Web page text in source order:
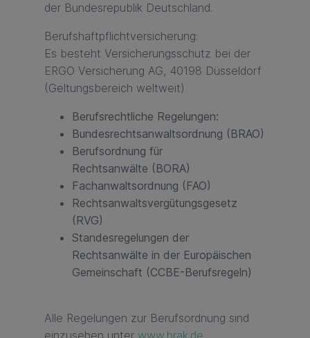
der Bundesrepublik Deutschland.
Berufshaftpflichtversicherung:
Es besteht Versicherungsschutz bei der
ERGO Versicherung AG, 40198 Düsseldorf
(Geltungsbereich weltweit)
Berufsrechtliche Regelungen:
Bundesrechtsanwaltsordnung (BRAO)
Berufsordnung für
Rechtsanwälte (BORA)
Fachanwaltsordnung (FAO)
Rechtsanwaltsvergütungsgesetz
(RVG)
Standesregelungen der
Rechtsanwälte in der Europäischen
Gemeinschaft (CCBE-Berufsregeln)
Alle Regelungen zur Berufsordnung sind
einzusehen unter www.brak.de